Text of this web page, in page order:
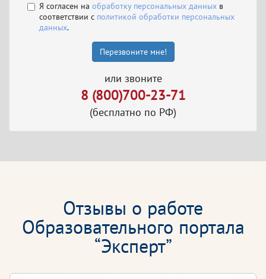
Я согласен на обработку персональных данных в
соответствии с политикой обработки персональных
данных.
Перезвоните мне!
или звоните
8 (800)700-23-71
(бесплатно по РФ)
Отзывы о работе
Образовательного портала
“Эксперт”